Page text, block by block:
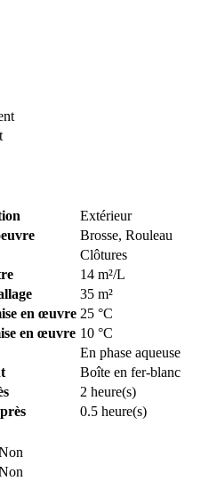
Extérieur
Brosse, Rouleau
Clôtures
14 m²/L
35 m²
en œuvre 25 °C
en œuvre 10 °C
En phase aqueuse
Boîte en fer-blanc
2 heure(s)
0.5 heure(s)